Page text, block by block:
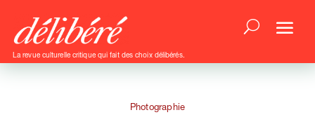
La revue culturelle critique qui fait des choix délibérés.
Photographie